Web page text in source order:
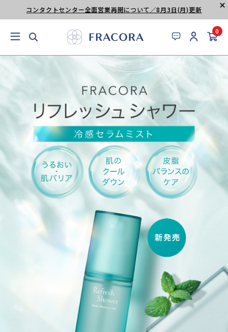
コンタクトセンター全面営業再開について／8月3日(月)更新
0